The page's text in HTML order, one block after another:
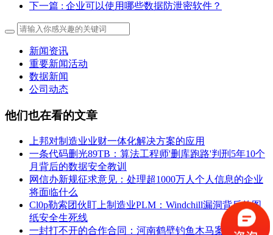
下一篇 : 企业可以使用哪些数据防泄密软件？
新闻资讯
重要新闻活动
数据新闻
公司动态
他们也在看的文章
上邦对制造业业财一体化解决方案的应用
一条代码删光89TB：算法工程师'删库跑路'判刑5年10个
月背后的数据安全教训
网信办新规征求意见：处理超1000万人个人信息的企业
将面临什么
Cl0p勒索团伙盯上制造业PLM：Windchill漏洞背后的图
纸安全生死线
一封打不开的合作合同：河南鹤壁钓鱼木马案给企业的